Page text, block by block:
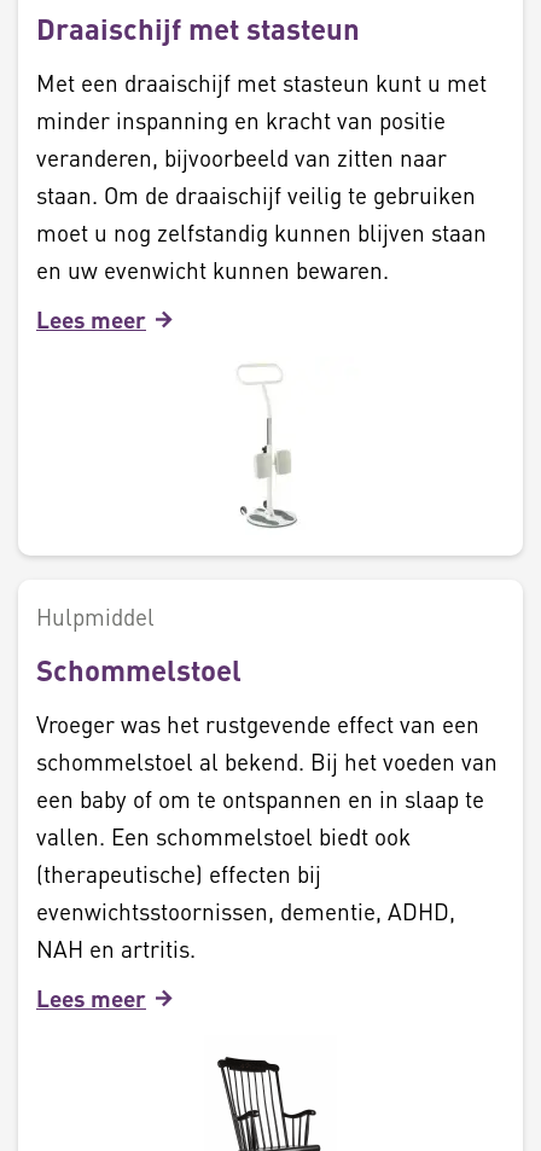
Draaischijf met stasteun
Met een draaischijf met stasteun kunt u met
minder inspanning en kracht van positie
veranderen, bijvoorbeeld van zitten naar
staan. Om de draaischijf veilig te gebruiken
moet u nog zelfstandig kunnen blijven staan
en uw evenwicht kunnen bewaren.
Lees meer
Hulpmiddel
Schommelstoel
Vroeger was het rustgevende effect van een
schommelstoel al bekend. Bij het voeden van
een baby of om te ontspannen en in slaap te
vallen. Een schommelstoel biedt ook
(therapeutische) effecten bij
evenwichtsstoornissen, dementie, ADHD,
NAH en artritis.
Lees meer